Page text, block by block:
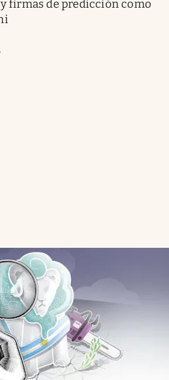
y firmas de predicción como